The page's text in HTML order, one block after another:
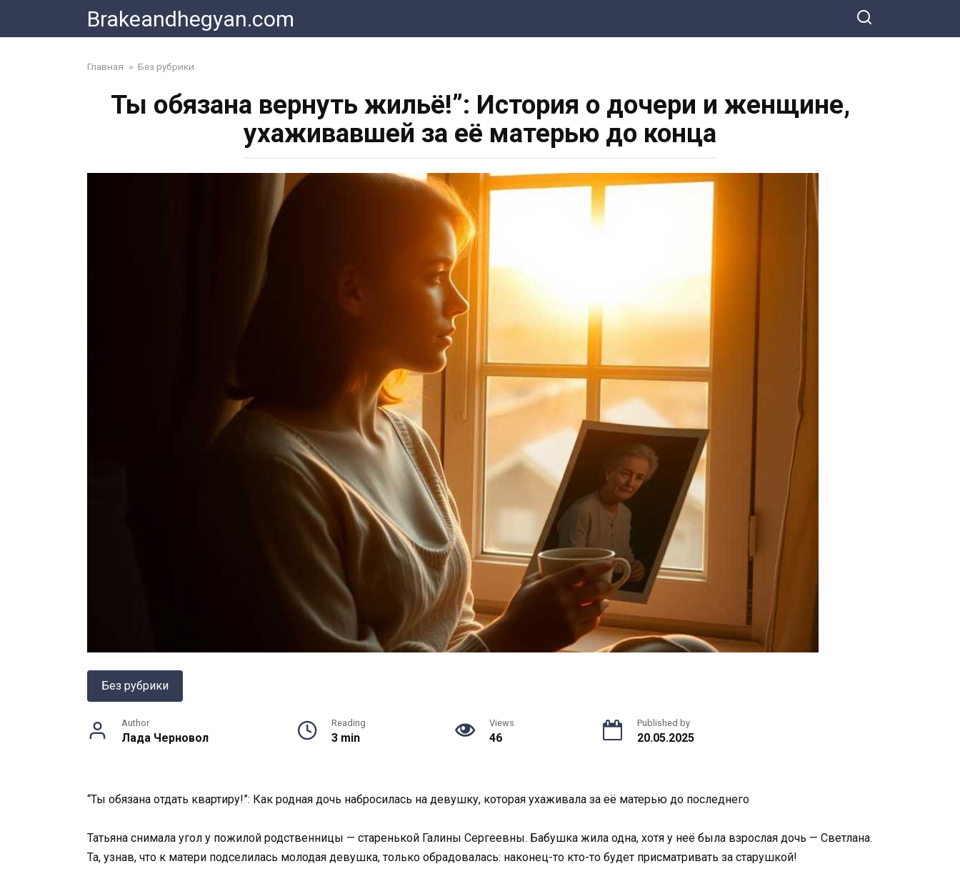
content
Brakeandhegyan.com
Главная » Без рубрики
Ты обязана вернуть жильё!”: История о дочери и женщине,
ухаживавшей за её матерью до конца
Без рубрики
Author
Лада Черновол
Reading
3 min
Views
46
Published by
20.05.2025
“Ты обязана отдать квартиру!”: Как родная дочь набросилась на девушку, которая ухаживала за её матерью до последнего
Татьяна снимала угол у пожилой родственницы — старенькой Галины Сергеевны. Бабушка жила одна, хотя у неё была взрослая дочь — Светлана.
Та, узнав, что к матери подселилась молодая девушка, только обрадовалась: наконец-то кто-то будет присматривать за старушкой!